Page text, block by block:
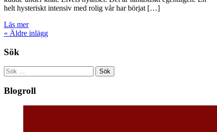
helt hysteriskt intensiv med rolig vår har börjat […]
Läs mer
« Äldre inlägg
Sök
Sök
efter:
Blogroll